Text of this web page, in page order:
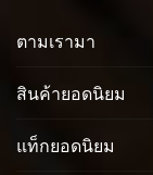
ตามเรามา
สินค้ายอดนิยม
แท็กยอดนิยม